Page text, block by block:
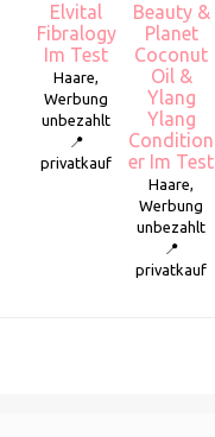
Elvital
Fibralogy
Im Test
Haare,
Werbung
unbezahlt
📍
privatkauf
Beauty &
Planet
Coconut
Oil &
Ylang
Ylang
Condition
er Im Test
Haare,
Werbung
unbezahlt
📍
privatkauf